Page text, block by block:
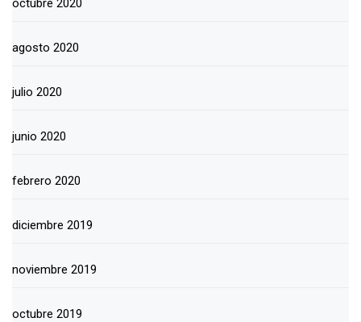
octubre 2020
agosto 2020
julio 2020
junio 2020
febrero 2020
diciembre 2019
noviembre 2019
octubre 2019